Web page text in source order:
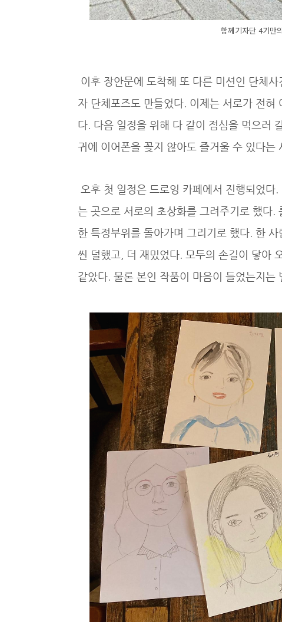
함께기자단 4기만
이후 장안문에 도착해 또 다른 미션인 단체
자 단체포즈도 만들었다. 이제는 서로가 전혀
다. 다음 일정을 위해 다 같이 점심을 먹으러
귀에 이어폰을 꽂지 않아도 즐거울 수 있다는
오후 첫 일정은 드로잉 카페에서 진행되었다
는 곳으로 서로의 초상화를 그려주기로 했다
한 특정부위를 돌아가며 그리기로 했다. 한
씬 덜했고, 더 재밌었다. 모두의 손길이 닿아
같았다. 물론 본인 작품이 마음이 들었는지는